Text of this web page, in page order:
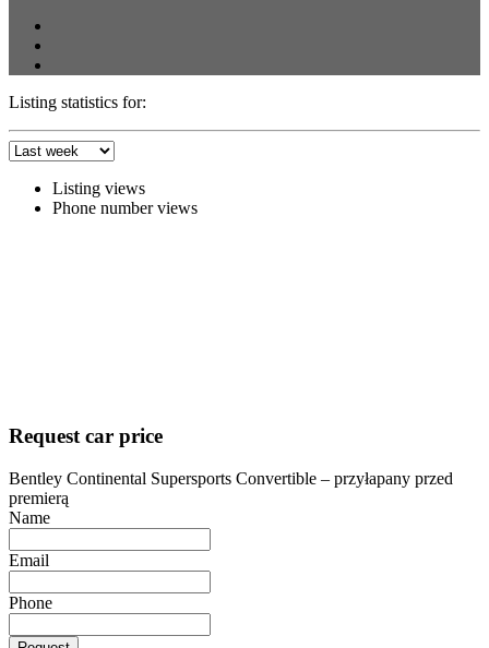
Listing statistics for:
Listing views
Phone number views
Request car price
Bentley Continental Supersports Convertible – przyłapany przed
premierą
Name
Email
Phone